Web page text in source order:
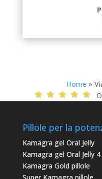
Home »
Pillole per la
Kamagra gel Oral Jelly
Kamagra gel Oral Jelly 4
Kamagra Gold pillole